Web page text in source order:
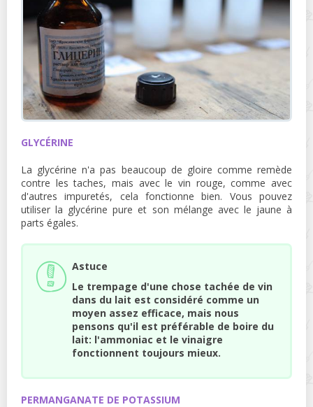
GLYCÉRINE
La glycérine n'a pas beaucoup de gloire comme remède
contre les taches, mais avec le vin rouge, comme avec
d'autres impuretés, cela fonctionne bien. Vous pouvez
utiliser la glycérine pure et son mélange avec le jaune à
parts égales.
Astuce
Le trempage d'une chose tachée de vin
dans du lait est considéré comme un
moyen assez efficace, mais nous
pensons qu'il est préférable de boire du
lait: l'ammoniac et le vinaigre
fonctionnent toujours mieux.
PERMANGANATE DE POTASSIUM